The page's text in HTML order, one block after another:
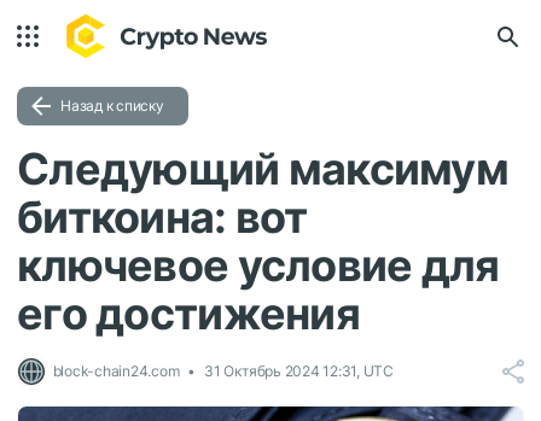
Назад к списку
Следующий максимум
биткоина: вот
ключевое условие для
его достижения
block-chain24.com 31 Октябрь 2024 12:31, UTC